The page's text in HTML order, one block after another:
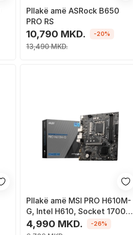
Pllakë amë ASRock B650
PRO RS
10,790 MKD.
13,490 MKD.
-20%
Pllakë amë MSI PRO H610M-
G, Intel H610, Socket 1700,
2 slota, Micro ATX
4,990 MKD. -26%